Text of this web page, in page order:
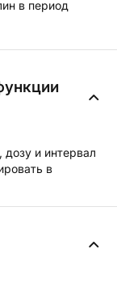
в период
и интервал
в